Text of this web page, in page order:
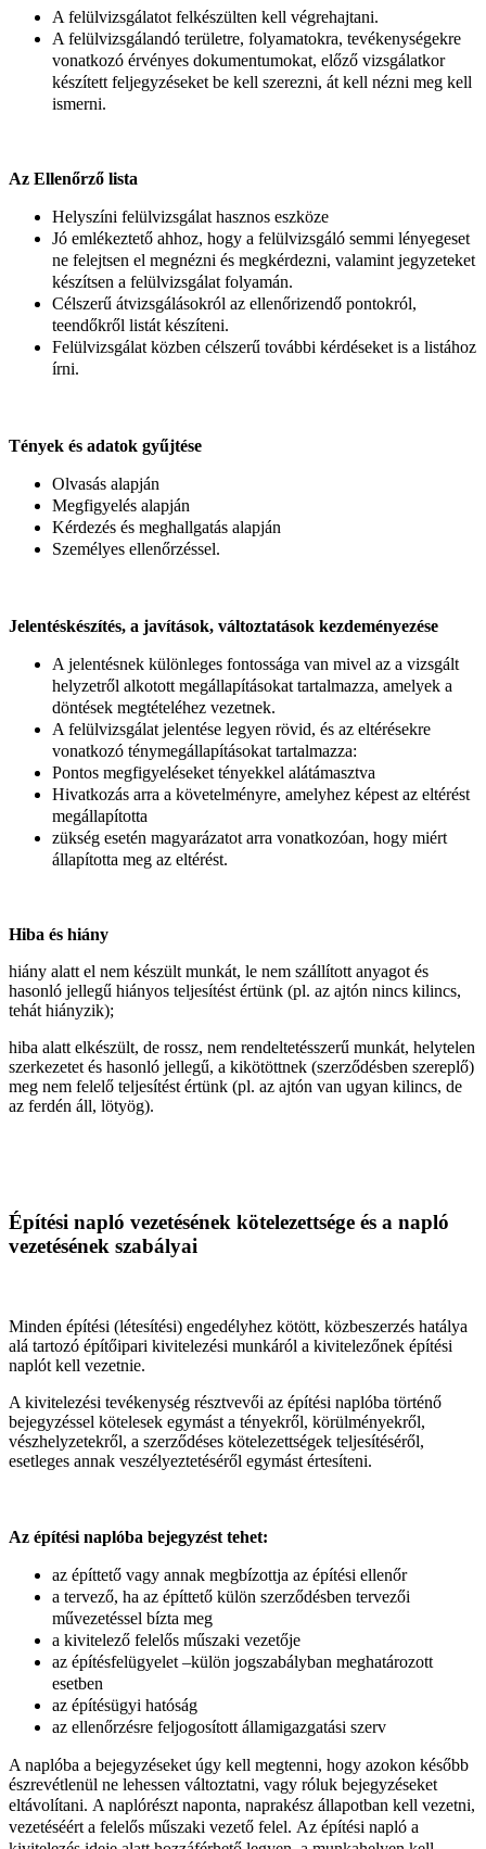
A felülvizsgálatot felkészülten kell végrehajtani.
A felülvizsgálandó területre, folyamatokra, tevékenységekre
vonatkozó érvényes dokumentumokat, előző vizsgálatkor
készített feljegyzéseket be kell szerezni, át kell nézni meg kell
ismerni.
Az Ellenőrző lista
Helyszíni felülvizsgálat hasznos eszköze
Jó emlékeztető ahhoz, hogy a felülvizsgáló semmi lényegeset
ne felejtsen el megnézni és megkérdezni, valamint jegyzeteket
készítsen a felülvizsgálat folyamán.
Célszerű átvizsgálásokról az ellenőrizendő pontokról,
teendőkről listát készíteni.
Felülvizsgálat közben célszerű további kérdéseket is a listához
írni.
Tények és adatok gyűjtése
Olvasás alapján
Megfigyelés alapján
Kérdezés és meghallgatás alapján
Személyes ellenőrzéssel.
Jelentéskészítés, a javítások, változtatások kezdeményezése
A jelentésnek különleges fontossága van mivel az a vizsgált
helyzetről alkotott megállapításokat tartalmazza, amelyek a
döntések megtételéhez vezetnek.
A felülvizsgálat jelentése legyen rövid, és az eltérésekre
vonatkozó ténymegállapításokat tartalmazza:
Pontos megfigyeléseket tényekkel alátámasztva
Hivatkozás arra a követelményre, amelyhez képest az eltérést
megállapította
zükség esetén magyarázatot arra vonatkozóan, hogy miért
állapította meg az eltérést.
Hiba és hiány
hiány alatt el nem készült munkát, le nem szállított anyagot és
hasonló jellegű hiányos teljesítést értünk (pl. az ajtón nincs kilincs,
tehát hiányzik);
hiba alatt elkészült, de rossz, nem rendeltetésszerű munkát, helytelen
szerkezetet és hasonló jellegű, a kikötöttnek (szerződésben szereplő)
meg nem felelő teljesítést értünk (pl. az ajtón van ugyan kilincs, de
az ferdén áll, lötyög).
Építési napló vezetésének kötelezettsége és a napló
vezetésének szabályai
Minden építési (létesítési) engedélyhez kötött, közbeszerzés hatálya
alá tartozó építőipari kivitelezési munkáról a kivitelezőnek építési
naplót kell vezetnie.
A kivitelezési tevékenység résztvevői az építési naplóba történő
bejegyzéssel kötelesek egymást a tényekről, körülményekről,
vészhelyzetekről, a szerződéses kötelezettségek teljesítéséről,
esetleges annak veszélyeztetéséről egymást értesíteni.
Az építési naplóba bejegyzést tehet:
az építtető vagy annak megbízottja az építési ellenőr
a tervező, ha az építtető külön szerződésben tervezői
művezetéssel bízta meg
a kivitelező felelős műszaki vezetője
az építésfelügyelet –külön jogszabályban meghatározott
esetben
az építésügyi hatóság
az ellenőrzésre feljogosított államigazgatási szerv
A naplóba a bejegyzéseket úgy kell megtenni, hogy azokon később
észrevétlenül ne lehessen változtatni, vagy róluk bejegyzéseket
eltávolítani. A naplórészt naponta, naprakész állapotban kell vezetni,
vezetéséért a felelős műszaki vezető felel. Az építési napló a